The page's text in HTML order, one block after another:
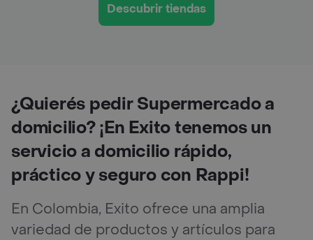
Descubrir tiendas
¿Quierés pedir Supermercado a
domicilio? ¡En Exito tenemos un
servicio a domicilio rápido,
práctico y seguro con Rappi!
En Colombia, Exito ofrece una amplia
variedad de productos y artículos para